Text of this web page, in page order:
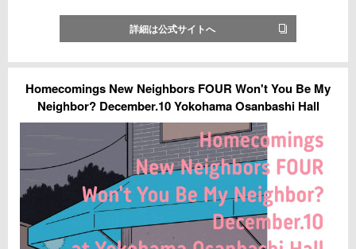
詳細は公式サイトへ
Homecomings New Neighbors FOUR Won't You Be My
Neighbor? December.10 Yokohama Osanbashi Hall